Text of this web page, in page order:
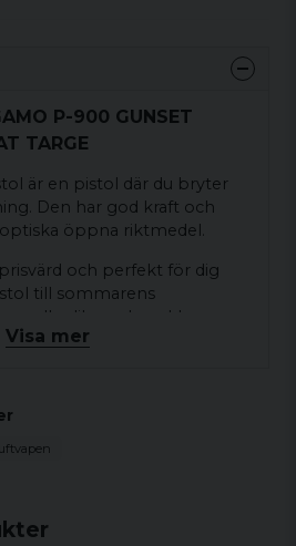
P-900 GUNSET
TARGE
är en pistol där du bryter
Den har god kraft och
öppna riktmedel.
och perfekt för dig
till sommarens
eller liknande enklare
kommer med fiberoptiska
som ett av de mest
av Gamo-serie med
Visa mer